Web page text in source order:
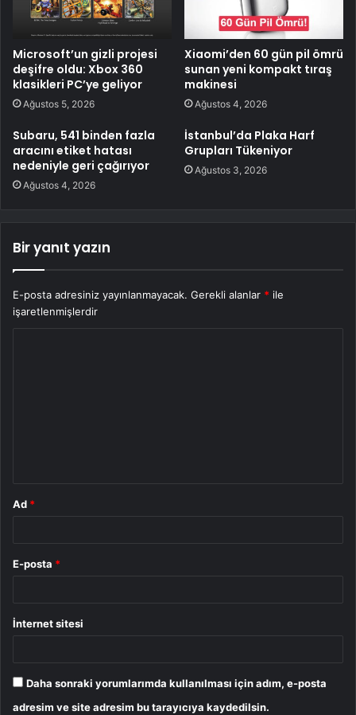
Microsoft’un gizli projesi
deşifre oldu: Xbox 360
klasikleri PC’ye geliyor
Ağustos 5, 2026
Xiaomi’den 60 gün pil ömrü
sunan yeni kompakt tıraş
makinesi
Ağustos 4, 2026
Subaru, 541 binden fazla
aracını etiket hatası
nedeniyle geri çağırıyor
Ağustos 4, 2026
İstanbul’da Plaka Harf
Grupları Tükeniyor
Ağustos 3, 2026
Bir yanıt yazın
E-posta adresiniz yayınlanmayacak. Gerekli alanlar * ile
işaretlenmişlerdir
Ad *
E-posta *
İnternet sitesi
Daha sonraki yorumlarımda kullanılması için adım, e-posta
adresim ve site adresim bu tarayıcıya kaydedilsin.